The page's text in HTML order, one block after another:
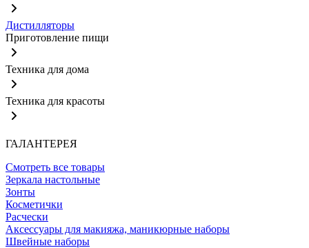
Дистилляторы
Приготовление пищи
Техника для дома
Техника для красоты
ГАЛАНТЕРЕЯ
Смотреть все товары
Зеркала настольные
Зонты
Косметички
Расчески
Аксессуары для макияжа, маникюрные наборы
Швейные наборы